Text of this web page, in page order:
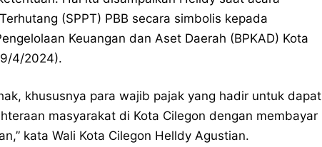
(SPPT) PBB secara simbolis kepada
Keuangan dan Aset Daerah (BPKAD) Kota
4/2024).
khususnya para wajib pajak yang hadir untuk dapat
masyarakat di Kota Cilegon dengan membayar
kata Wali Kota Cilegon Helldy Agustian.